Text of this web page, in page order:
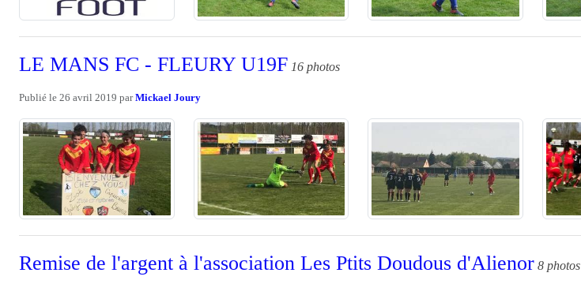
LE MANS FC - FLEURY U19F 16 photos
Publié le 26 avril 2019 parMickael Joury
Remise de l'argent à l'association Les Ptits Doudous d'Alienor 8 photos